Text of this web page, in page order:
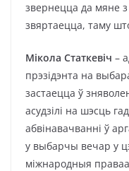
звернецца да мяне
звяртаецца, таму
Мікола Статкевіч –
прэзідэнта на
застаецца ў
асудзілі на шэсць
абвінавачванні ў
у выбарчы вечар у
міжнародныя